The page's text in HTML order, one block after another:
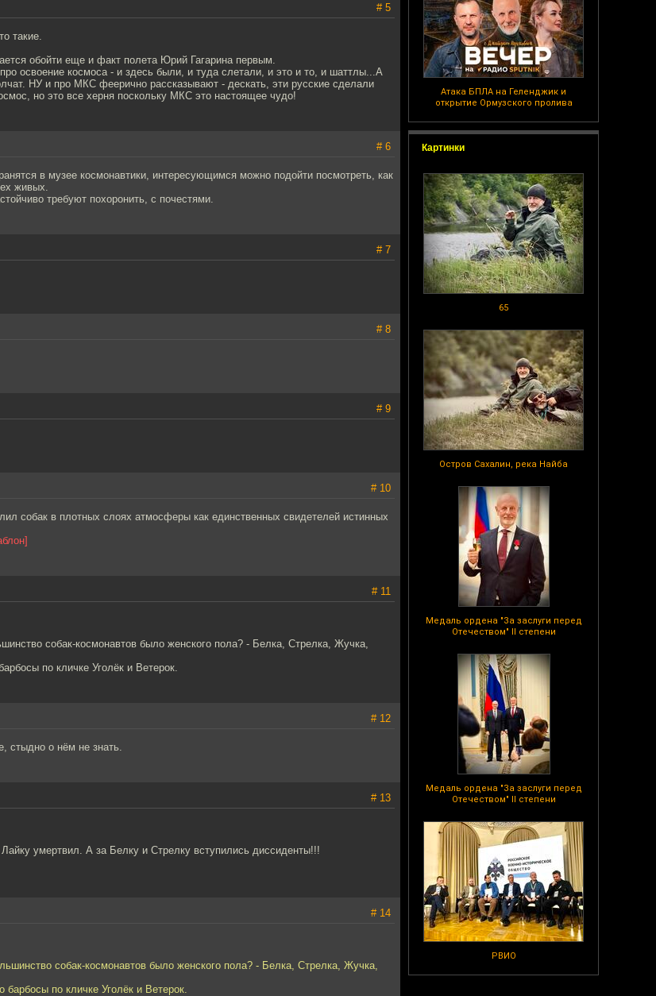
Атака БПЛА на Геленджик и
открытие Ормузского пролива
Картинки
65
Остров Сахалин, река Найба
Медаль ордена "За заслуги перед
Отечеством" II степени
Медаль ордена "За заслуги перед
Отечеством" II степени
РВИО
# 5
такие.
обойти еще и факт полета Юрий Гагарина первым.
освоение космоса - и здесь были, и туда слетали, и это и то, и шаттлы...А
НУ и про МКС феерично рассказывают - дескать, эти русские сделали
но это все херня поскольку МКС это настоящее чудо!
# 6
в музее космонавтики, интересующимся можно подойти посмотреть, как
живых.
требуют похоронить, с почестями.
# 7
# 8
# 9
# 10
собак в плотных слоях атмосферы как единственных свидетелей истинных
# 11
собак-космонавтов было женского пола? - Белка, Стрелка, Жучка,
по кличке Уголёк и Ветерок.
# 12
стыдно о нём не знать.
# 13
умертвил. А за Белку и Стрелку вступились диссиденты!!!
# 14
собак-космонавтов было женского пола? - Белка, Стрелка, Жучка,
барбосы по кличке Уголёк и Ветерок.